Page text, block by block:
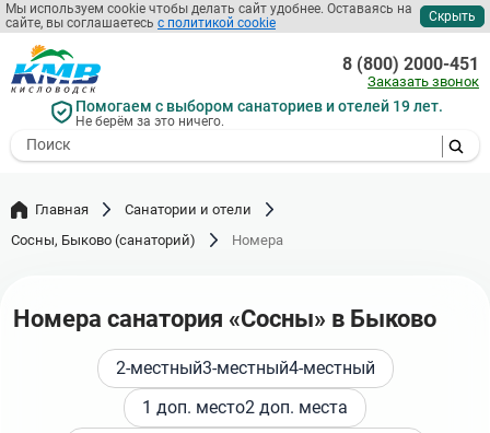
Мы используем cookie чтобы делать сайт удобнее. Оставаясь на
сайте, вы соглашаетесь с политикой cookie Скрыть
Перейти
к
основному
содержанию
Помогаем с выбором санаториев и отелей 19 лет.
Не берём за это ничего.
- I agree to the processing of my
8 (800) 2000-451
Заказать звонок
Главная
Санатории и отели
Сосны, Быково (санаторий)
Номера
Номера санатория «Сосны» в Быково
2-местный3-местный4-местный
1 доп. место2 доп. места